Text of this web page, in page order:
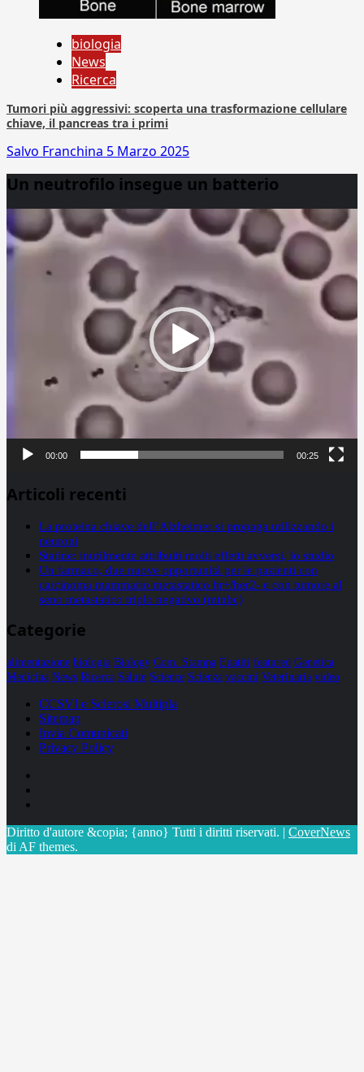
biologia
News
Ricerca
Tumori più aggressivi: scoperta una trasformazione cellulare
chiave, il pancreas tra i primi
Salvo Franchina 5 Marzo 2025
Un neutrofilo insegue un batterio
Player
00:00 00:25
Articoli recenti
La proteina chiave dell’Alzheimer si propaga utilizzando i
neuroni
Statine: inutilmente attribuiti molti effetti avversi, lo studio
Un farmaco, due nuove opportunità per le pazienti con
carcinoma mammario metastatico hr+/her2- e con tumore al
seno metastatico triplo negativo (mtnbc)
Categorie
alimentazione biologia Biology Com. Stampa Epatiti featured Genetica
Medicina News Ricerca Salute Science Scienza vaccini Veterinaria video
CCSVI e Sclerosi Multipla
Sitemap
Invia Comunicati
Privacy Policy
Diritto d'autore &copia; {anno} Tutti i diritti riservati. | CoverNews
di AF themes.